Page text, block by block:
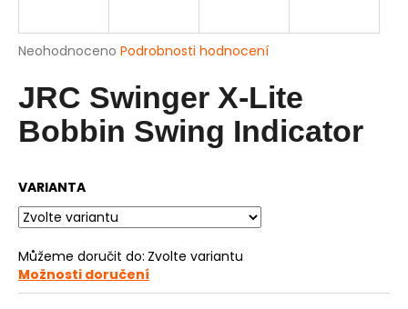
Průměrné
produktu
je
0,0
Neohodnoceno Podrobnosti hodnocení
JRC Swinger X-Lite
Bobbin Swing Indicator
VARIANTA
Můžeme doručit do: Zvolte variantu
Možnosti doručení
j
t
?
HLEDAT
D